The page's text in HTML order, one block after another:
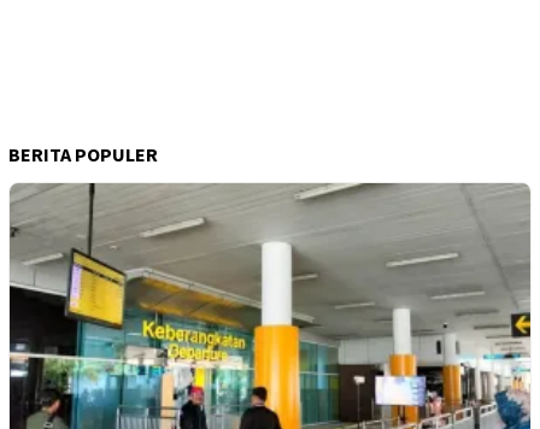
BERITA POPULER